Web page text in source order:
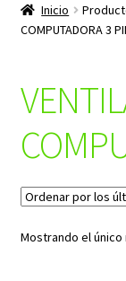
productos
Inicio
COMPUTADORA 3
Mostrando el